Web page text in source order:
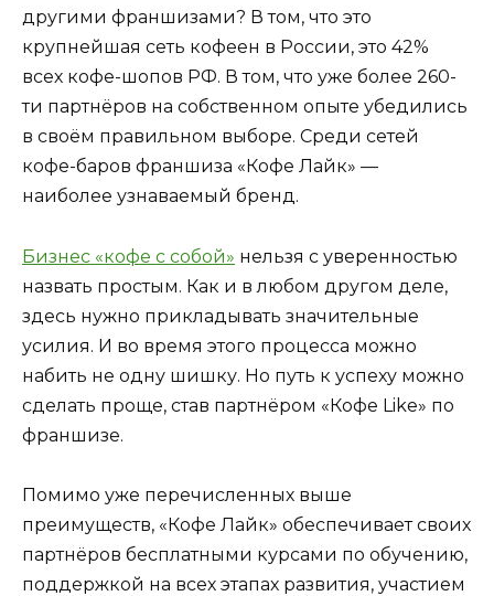
другими франшизами? В том, что это
крупнейшая сеть кофеен в России, это 42%
всех кофе-шопов РФ. В том, что уже более 260-
ти партнёров на собственном опыте убедились
в своём правильном выборе. Среди сетей
кофе-баров франшиза «Кофе Лайк» —
наиболее узнаваемый бренд.
Бизнес «кофе с собой» нельзя с уверенностью
назвать простым. Как и в любом другом деле,
здесь нужно прикладывать значительные
усилия. И во время этого процесса можно
набить не одну шишку. Но путь к успеху можно
сделать проще, став партнёром «Кофе Like» по
франшизе.
Помимо уже перечисленных выше
преимуществ, «Кофе Лайк» обеспечивает своих
партнёров бесплатными курсами по обучению,
поддержкой на всех этапах развития, участием